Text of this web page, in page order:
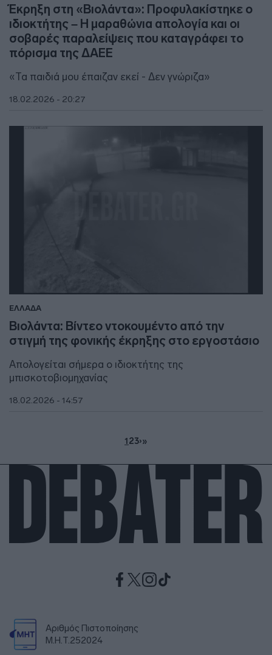
Έκρηξη στη «Βιολάντα»: Προφυλακίστηκε ο
ιδιοκτήτης – Η μαραθώνια απολογία και οι
σοβαρές παραλείψεις που καταγράφει το
πόρισμα της ΔΑΕΕ
«Τα παιδιά μου έπαιζαν εκεί - Δεν γνώριζα»
18.02.2026 - 20:27
ΕΛΛΑΔΑ
Βιολάντα: Βίντεο ντοκουμέντο από την
στιγμή της φονικής έκρηξης στο εργοστάσιο
Απολογείται σήμερα ο ιδιοκτήτης της
μπισκοτοβιομηχανίας
18.02.2026 - 14:57
123›»
Αριθμός Πιστοποίησης
Μ.Η.Τ.252024